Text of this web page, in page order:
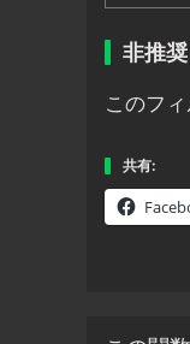
非推
このフ
共有: